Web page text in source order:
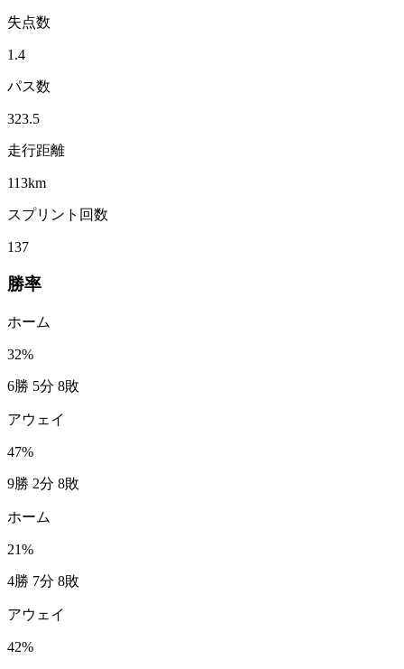
失点数
1.4
パス数
323.5
走行距離
113km
スプリント回数
137
勝率
ホーム
32%
6勝 5分 8敗
アウェイ
47%
9勝 2分 8敗
ホーム
21%
4勝 7分 8敗
アウェイ
42%